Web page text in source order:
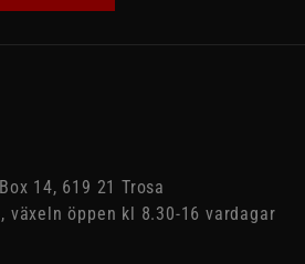
14, 619 21 Trosa
växeln öppen kl 8.30-16 vardagar